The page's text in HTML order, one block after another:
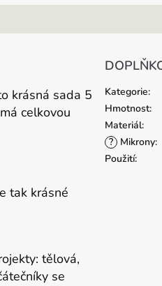
krásná sada 5
celkovou
tak krásné
tělová,
se
Kategorie:
Hmotnost:
Materiál:
? Mikrony:
Použití: